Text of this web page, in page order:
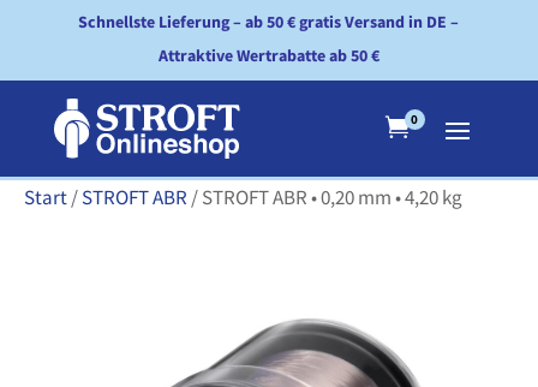
Schnellste Lieferung – ab 50 € gratis Versand in DE –
Attraktive Wertrabatte ab 50 €
0
Start/STROFT ABR / STROFT ABR • 0,20 mm • 4,20 kg